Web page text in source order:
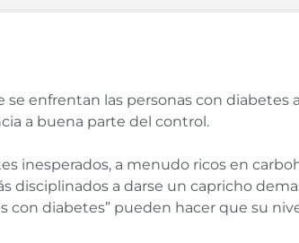
enfrentan las personas con diabetes
a buena parte del control.
inesperados, a menudo ricos en
a darse un capricho
diabetes” pueden hacer que su